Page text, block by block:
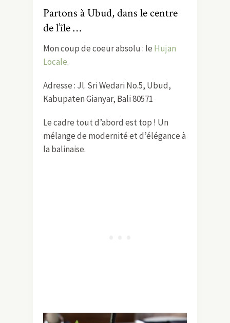
Partons à Ubud, dans le centre
de l’île …
Mon coup de coeur absolu : le Hujan
Locale.
Adresse : Jl. Sri Wedari No.5, Ubud,
Kabupaten Gianyar, Bali 80571
Le cadre tout d’abord est top ! Un
mélange de modernité et d’élégance à
la balinaise.